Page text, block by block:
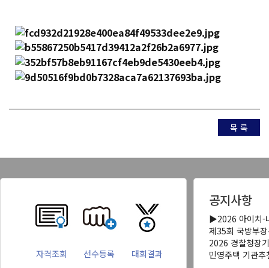
목 록
자격조회 선수등록 대회결과
공지사항
▶2026 아이치-
제35회 국방부
2026 경찰청장
민영주택 기관